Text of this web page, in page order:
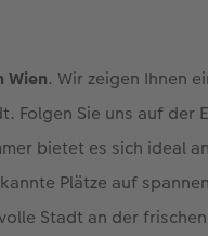
Wien. Wir zeigen Ihnen
Sie uns auf der
bietet es sich ideal
Plätze auf
Stadt an der